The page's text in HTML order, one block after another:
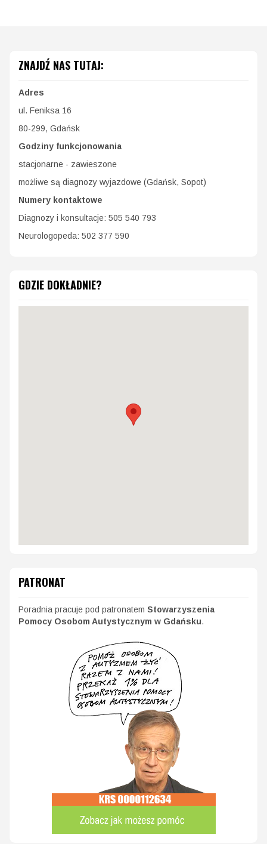
ZNAJDŹ NAS TUTAJ:
Adres
ul. Feniksa 16
80-299, Gdańsk
Godziny funkcjonowania
stacjonarne - zawieszone
możliwe są diagnozy wyjazdowe (Gdańsk, Sopot)
Numery kontaktowe
Diagnozy i konsultacje: 505 540 793
Neurologopeda: 502 377 590
GDZIE DOKŁADNIE?
PATRONAT
Poradnia pracuje pod patronatem Stowarzyszenia
Pomocy Osobom Autystycznym w Gdańsku.